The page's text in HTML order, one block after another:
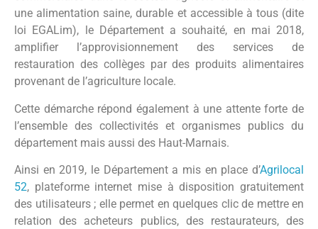
une alimentation saine, durable et accessible à tous (dite
loi EGALim), le Département a souhaité, en mai 2018,
amplifier l’approvisionnement des services de
restauration des collèges par des produits alimentaires
provenant de l’agriculture locale.
Cette démarche répond également à une attente forte de
l’ensemble des collectivités et organismes publics du
département mais aussi des Haut-Marnais.
Ainsi en 2019, le Département a mis en place d’Agrilocal
52, plateforme internet mise à disposition gratuitement
des utilisateurs ; elle permet en quelques clic de mettre en
relation des acheteurs publics, des restaurateurs, des